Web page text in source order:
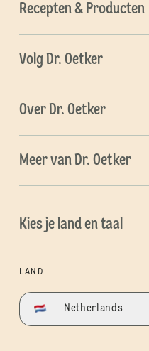
Recepten & Producten
Volg Dr. Oetker
Over Dr. Oetker
Meer van Dr. Oetker
Kies je land en taal
LAND
Netherlands